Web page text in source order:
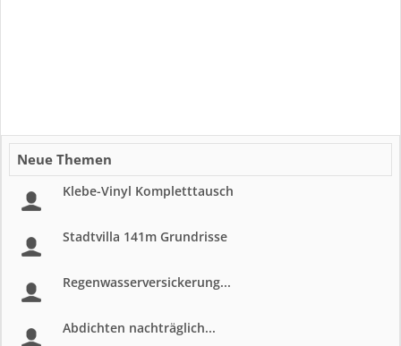
Neue Themen
Klebe-Vinyl Kompletttausch
Stadtvilla 141m Grundrisse
Regenwasserversickerung...
Abdichten nachträglich...